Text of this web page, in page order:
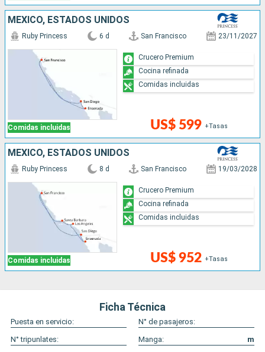
MÉXICO, ESTADOS UNIDOS
Comidas incluidas
Ruby Princess 6 d San Francisco 23/11/2027
US$ 599 +Tasas
Crucero Premium
Cocina refinada
Comidas incluidas
MÉXICO, ESTADOS UNIDOS
Comidas incluidas
Ruby Princess 8 d San Francisco 19/03/2028
US$ 952 +Tasas
Crucero Premium
Cocina refinada
Comidas incluidas
Ficha Técnica
Puesta en servicio:
N° de pasajeros:
N° tripunlates:
Manga:
m